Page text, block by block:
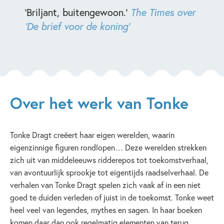
overleed op 12 juli 2024 omringd door haar geliefde boeken
en collages. Haar nalatenschap zal beheerd worden door de
‘Briljant, buitengewoon.’ The Times over
'De brief voor de koning'
Over het werk van Tonke
Tonke Dragt creëert haar eigen werelden, waarin
eigenzinnige figuren rondlopen… Deze werelden strekken
zich uit van middeleeuws ridderepos tot toekomstverhaal,
van avontuurlijk sprookje tot eigentijds raadselverhaal. De
verhalen van Tonke Dragt spelen zich vaak af in een niet
goed te duiden verleden of juist in de toekomst. Tonke weet
heel veel van legendes, mythes en sagen. In haar boeken